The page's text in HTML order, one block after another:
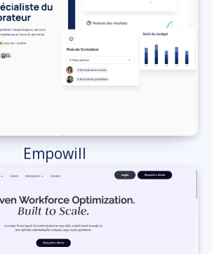
Empowill